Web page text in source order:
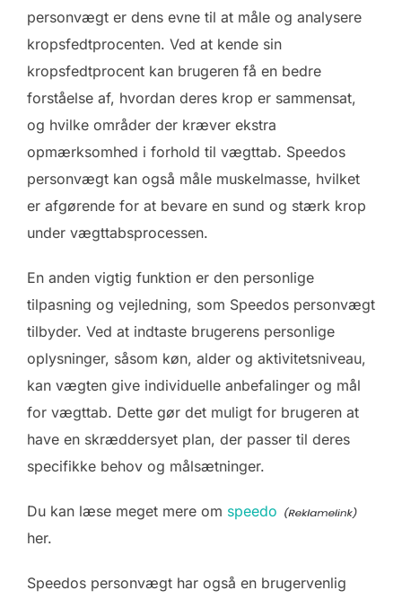
personvægt er dens evne til at måle og analysere
kropsfedtprocenten. Ved at kende sin
kropsfedtprocent kan brugeren få en bedre
forståelse af, hvordan deres krop er sammensat,
og hvilke områder der kræver ekstra
opmærksomhed i forhold til vægttab. Speedos
personvægt kan også måle muskelmasse, hvilket
er afgørende for at bevare en sund og stærk krop
under vægttabsprocessen.
En anden vigtig funktion er den personlige
tilpasning og vejledning, som Speedos personvægt
tilbyder. Ved at indtaste brugerens personlige
oplysninger, såsom køn, alder og aktivitetsniveau,
kan vægten give individuelle anbefalinger og mål
for vægttab. Dette gør det muligt for brugeren at
have en skræddersyet plan, der passer til deres
specifikke behov og målsætninger.
Du kan læse meget mere om speedo
her.
Speedos personvægt har også en brugervenlig